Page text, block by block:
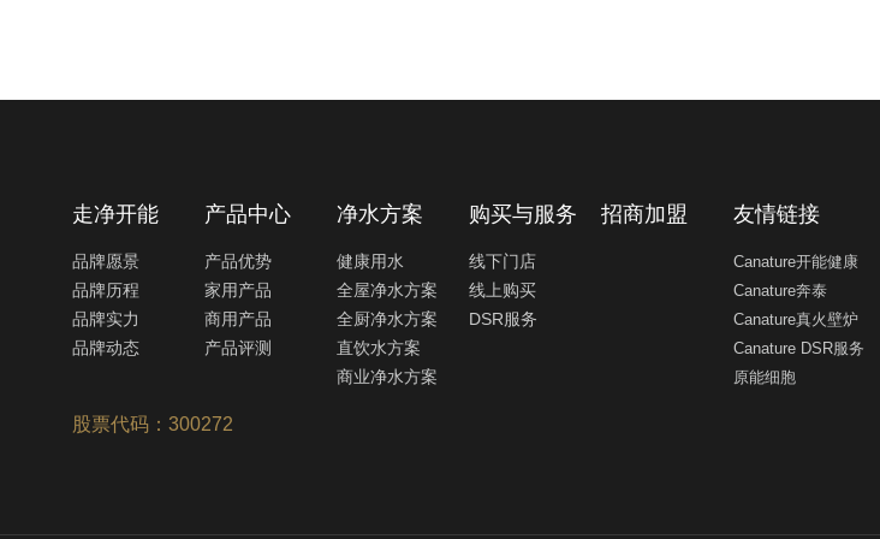
走净开能
品牌愿景
品牌历程
品牌实力
品牌动态
产品中心
产品优势
家用产品
商用产品
产品评测
净水方案
健康用水
全屋净水方案
全厨净水方案
直饮水方案
商业净水方案
购买与服务
线下门店
线上购买
DSR服务
招商加盟 友情链接
Canature开能健康
Canature奔泰
Canature真火壁炉
Canature DSR服务
原能细胞
股票代码：300272